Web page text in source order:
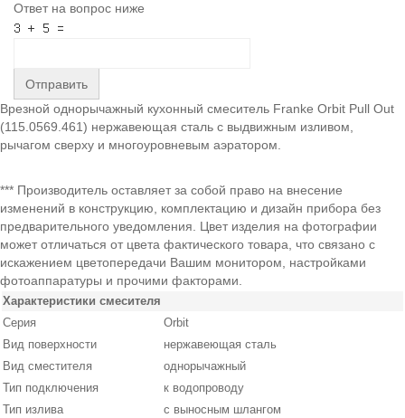
Ответ на вопрос ниже
Отправить
Врезной однорычажный кухонный смеситель Franke Orbit Pull Out
(115.0569.461) нержавеющая сталь с выдвижным изливом,
рычагом сверху и многоуровневым аэратором.
*** Производитель оставляет за собой право на внесение
изменений в конструкцию, комплектацию и дизайн прибора без
предварительного уведомления. Цвет изделия на фотографии
может отличаться от цвета фактического товара, что связано с
искажением цветопередачи Вашим монитором, настройками
фотоаппаратуры и прочими факторами.
Характеристики смесителя
Серия
Orbit
Вид поверхности
нержавеющая сталь
Вид сместителя
однорычажный
Тип подключения
к водопроводу
Тип излива
с выносным шлангом